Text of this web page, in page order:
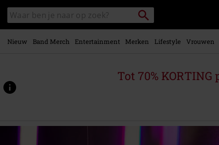
naar
hoofdinhoud
Zoek
in
catalogus
Packstation
zoeken
Nieuw Band Merch Entertainment Merken Lifestyle Vrouwen
Tot 70% KORTING